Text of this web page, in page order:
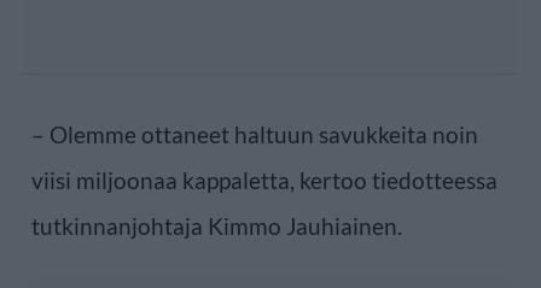
– Olemme ottaneet haltuun savukkeita noin
viisi miljoonaa kappaletta, kertoo tiedotteessa
tutkinnanjohtaja Kimmo Jauhiainen.